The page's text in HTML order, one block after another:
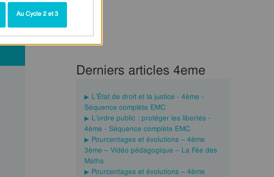
Derniers articles 4eme
L’État de droit et la justice - 4ème -
Séquence complète EMC
L’ordre public : protéger les libertés -
4ème - Séquence complète EMC
Pourcentages et évolutions – 4ème
3ème – Vidéo pédagogique – La Fée des
Maths
Pourcentages et évolutions – 4ème
Au Cycle 2 et 3